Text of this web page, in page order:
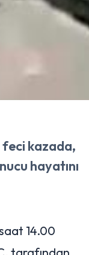
feci kazada,
hayatını
14.00